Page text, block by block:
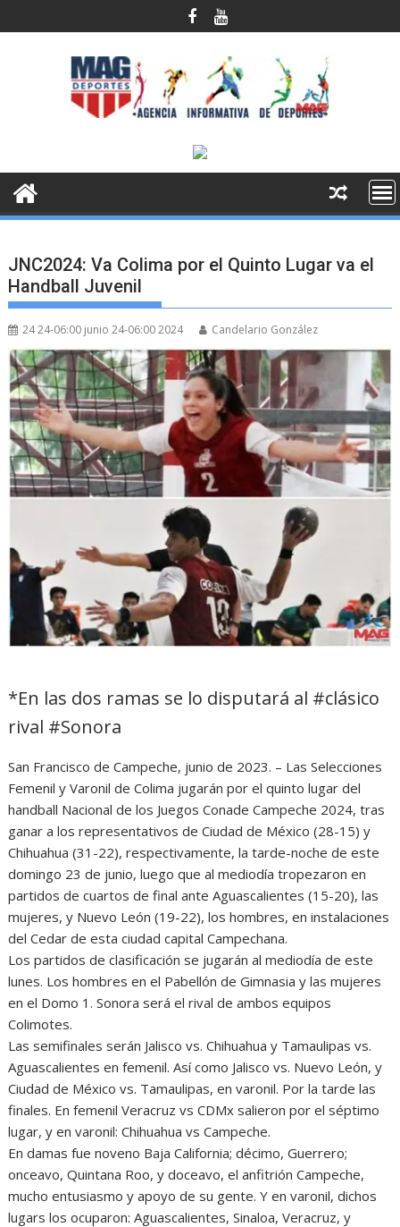
al
JNC2024: Va Colima por el Quinto Lugar va el
Handball Juvenil
24 24-06:00 junio 24-06:00 2024 Candelario González
*En las dos ramas se lo disputará al #clásico
rival #Sonora
San Francisco de Campeche, junio de 2023. – Las Selecciones
Femenil y Varonil de Colima jugarán por el quinto lugar del
handball Nacional de los Juegos Conade Campeche 2024, tras
ganar a los representativos de Ciudad de México (28-15) y
Chihuahua (31-22), respectivamente, la tarde-noche de este
domingo 23 de junio, luego que al mediodía tropezaron en
partidos de cuartos de final ante Aguascalientes (15-20), las
mujeres, y Nuevo León (19-22), los hombres, en instalaciones
del Cedar de esta ciudad capital Campechana.
Los partidos de clasificación se jugarán al mediodía de este
lunes. Los hombres en el Pabellón de Gimnasia y las mujeres
en el Domo 1. Sonora será el rival de ambos equipos
Colimotes.
Las semifinales serán Jalisco vs. Chihuahua y Tamaulipas vs.
Aguascalientes en femenil. Así como Jalisco vs. Nuevo León, y
Ciudad de México vs. Tamaulipas, en varonil. Por la tarde las
finales. En femenil Veracruz vs CDMx salieron por el séptimo
lugar, y en varonil: Chihuahua vs Campeche.
En damas fue noveno Baja California; décimo, Guerrero;
onceavo, Quintana Roo, y doceavo, el anfitrión Campeche,
mucho entusiasmo y apoyo de su gente. Y en varonil, dichos
lugars los ocuparon: Aguascalientes, Sinaloa, Veracruz, y